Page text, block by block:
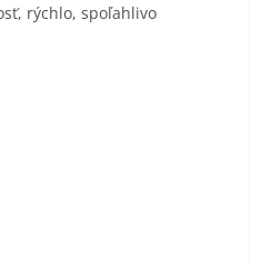
rýchlo, spoľahlivo
je 5 z 5 hviezdičiek.
je 5 z 5 hviezdičiek.